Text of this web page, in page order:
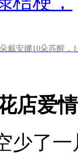
戴安娜10朵苏醒，
店爱
少了